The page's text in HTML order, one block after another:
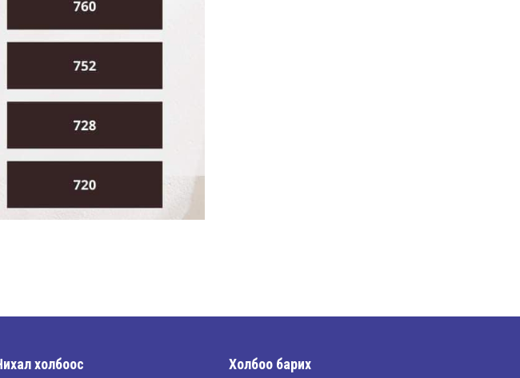
холбоос Холбоо барих